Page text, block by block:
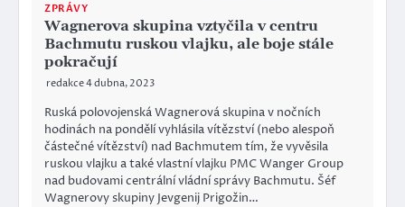
ZPRÁVY
Wagnerova skupina vztyčila v centru
Bachmutu ruskou vlajku, ale boje stále
pokračují
redakce4 dubna, 2023
Ruská polovojenská Wagnerová skupina v nočních
hodinách na pondělí vyhlásila vítězství (nebo alespoň
částečné vítězství) nad Bachmutem tím, že vyvěsila
ruskou vlajku a také vlastní vlajku PMC Wanger Group
nad budovami centrální vládní správy Bachmutu. Šéf
Wagnerovy skupiny Jevgenij Prigožin…